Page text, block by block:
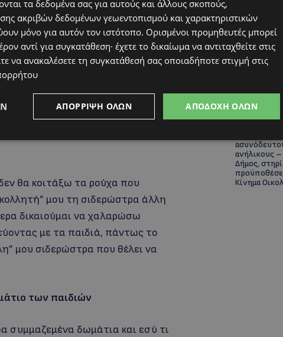
Η απάντηση είναι συνήθως
από έξω, κινεζικό, ινδικό,
να σκεφτούμε ότι κι αυτοί
θα στηρίξουμε τα
θα κοιτάξω τα ρούχα που
μου τη σιδερώστρα άλλη
δικαιούμαι να χαλαρώσω
με τα παιδιά, πάντως το
μου σιδερώστρα που θέλει να
των παιδιών
συμμαζεμένα δωμάτια και εσύ τι
UPDATES
ΚΑΤΑΓΓΕΛΙΑ:
που φέρεται
γυναίκες
– Σε εξέλιξη
UPDATES
δημιουργία
ανήλικους
Δήμος,
Κίνημα
τα δεδομένα σας για αυτούς και άλλους σκοπούς,
ακριβών δεδομένων γεωεντοπισμού και χαρακτηριστικών
μόνο για αυτόν τον ιστότοπο. Ορισμένοι προμηθευτές μπορεί
αντί για συγκατάθεση· έχετε το δικαίωμα να αντιταχθείτε στις
να ανακαλέσετε τη συγκατάθεσή σας οποιαδήποτε στιγμή στις
ΑΠΟΔΟΧΉ ΌΛΩΝ
ΑΠΌΡΡΙΨΗ ΌΛΩΝ